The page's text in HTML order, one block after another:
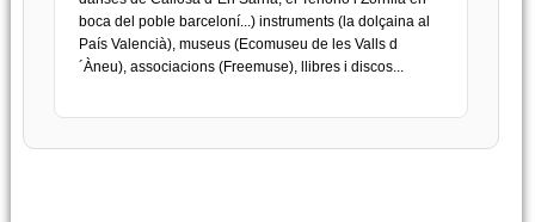
boca del poble barceloní...) instruments (la dolçaina al
País Valencià), museus (Ecomuseu de les Valls d
´Àneu), associacions (Freemuse), llibres i discos...